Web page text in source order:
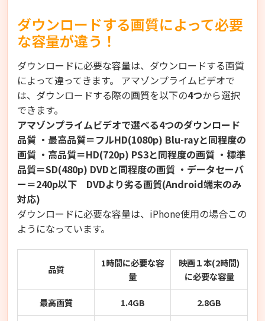
ダウンロードする画質によって必要
な容量が違う！
ダウンロードに必要な容量は、ダウンロードする画質
によって違ってきます。 アマゾンプライムビデオで
は、ダウンロードする際の画質を以下の4つから選択
できます。
アマゾンプライムビデオで選べる4つのダウンロード
品質 ・最高品質＝フルHD(1080p) Blu-rayと同程度の
画質 ・高品質＝HD(720p) PS3と同程度の画質 ・標準
品質＝SD(480p) DVDと同程度の画質 ・データセーバ
ー＝240p以下 DVDより劣る画質(Android端末のみ
対応)
ダウンロードに必要な容量は、iPhone使用の場合この
ようになっています。
品質
1時間に必要な容
量
映画１本(2時間)
に必要な容量
最高画質 1.4GB 2.8GB